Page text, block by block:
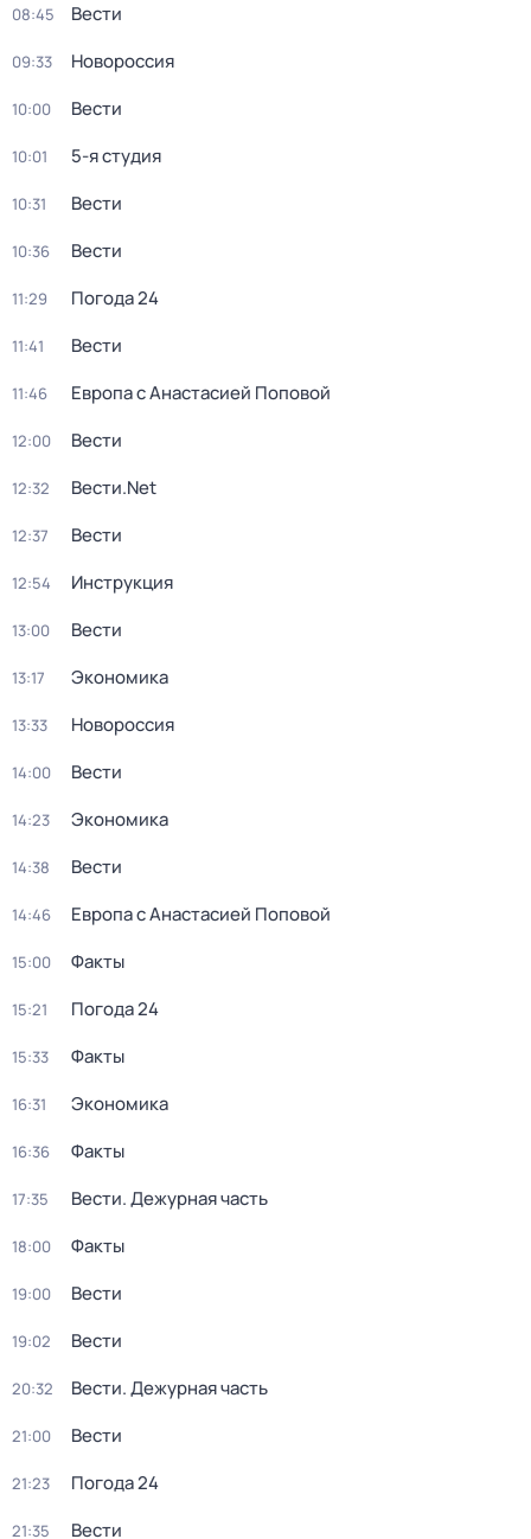
08:45 Вести
09:33 Новороссия
10:00 Вести
10:01 5-я студия
10:31 Вести
10:36 Вести
11:29 Погода 24
11:41 Вести
11:46 Европа с Анастасией Поповой
12:00 Вести
12:32 Вести.Net
12:37 Вести
12:54 Инструкция
13:00 Вести
13:17 Экономика
13:33 Новороссия
14:00 Вести
14:23 Экономика
14:38 Вести
14:46 Европа с Анастасией Поповой
15:00 Факты
15:21 Погода 24
15:33 Факты
16:31 Экономика
16:36 Факты
17:35 Вести. Дежурная часть
18:00 Факты
19:00 Вести
19:02 Вести
20:32 Вести. Дежурная часть
21:00 Вести
21:23 Погода 24
21:35 Вести